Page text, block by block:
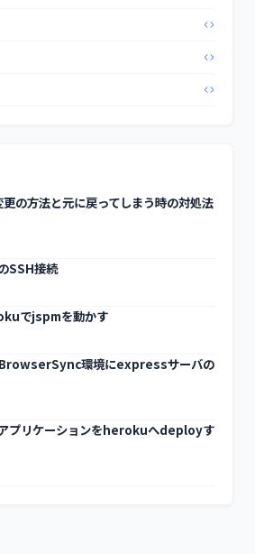
の方法と元に戻ってしまう時の対処法
SSH接続
でjspmを動かす
環境にexpressサーバの
リケーションをherokuへdeployす